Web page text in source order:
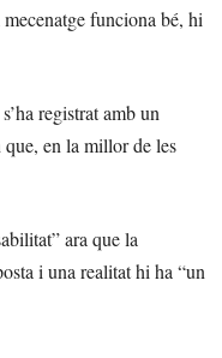
funciona bé, hi
registrat amb un
en la millor de les
ara que la
i una realitat hi ha “un